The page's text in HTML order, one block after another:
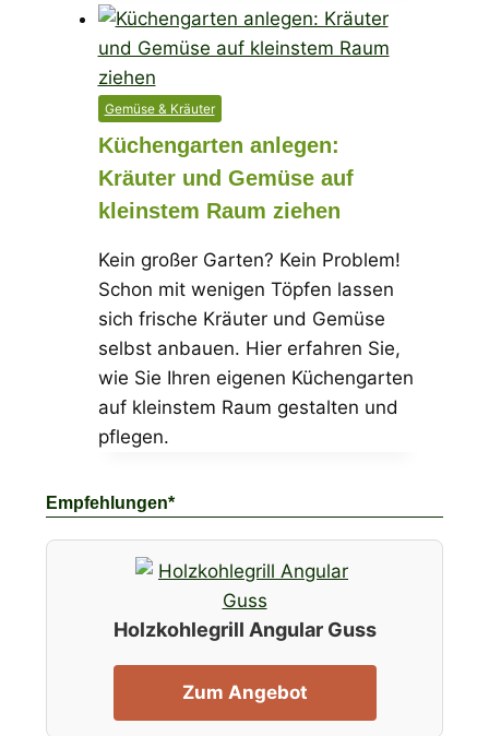
Gemüse & Kräuter
Küchengarten anlegen:
Kräuter und Gemüse auf
kleinstem Raum ziehen
Kein großer Garten? Kein Problem!
Schon mit wenigen Töpfen lassen
sich frische Kräuter und Gemüse
selbst anbauen. Hier erfahren Sie,
wie Sie Ihren eigenen Küchengarten
auf kleinstem Raum gestalten und
pflegen.
Empfehlungen*
Holzkohlegrill Angular Guss
Zum Angebot